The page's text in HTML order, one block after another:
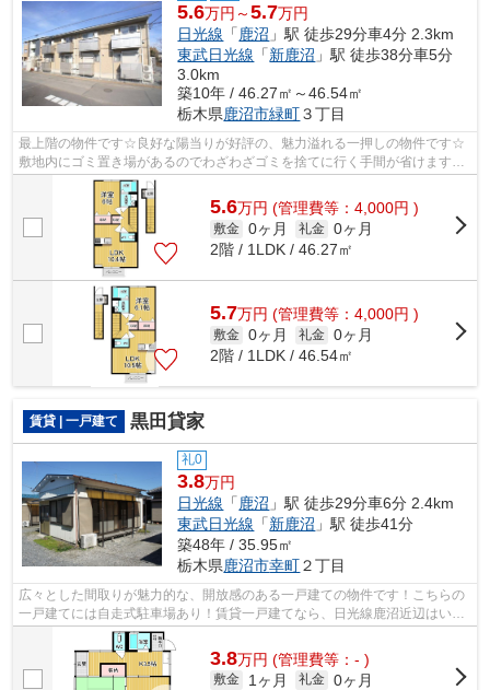
5.6万円～5.7万円
日光線 「鹿沼 」駅 徒歩29分車4分 2.3km
東武日光線 「新鹿沼 」駅 徒歩38分車5分
3.0km
築10年 / 46.27㎡～46.54㎡
栃木県鹿沼市緑町３丁目
最上階の物件です☆良好な陽当りが好評の、魅力溢れる一押しの物件です☆
敷地内にゴミ置き場があるのでわざわざゴミを捨てに行く手間が省けます☆
こちらの物件はアパートです☆お電話でエ...
5.6万円 (管理費等：4,000円 )
敷金 0ヶ月 礼金 0ヶ月
2階 / 1LDK / 46.27㎡
5.7万円 (管理費等：4,000円 )
敷金 0ヶ月 礼金 0ヶ月
2階 / 1LDK / 46.54㎡
賃貸 | 一戸建て 黒田貸家
礼0
3.8万円
日光線 「鹿沼 」駅 徒歩29分車6分 2.4km
東武日光線 「新鹿沼 」駅 徒歩41分
築48年 / 35.95㎡
栃木県鹿沼市幸町２丁目
広々とした間取りが魅力的な、開放感のある一戸建ての物件です！こちらの
一戸建てには自走式駐車場あり！賃貸一戸建てなら、日光線鹿沼近辺はいか
がでしょうか！0289-63-0086までご連...
3.8万円 (管理費等：- )
敷金 1ヶ月 礼金 0ヶ月